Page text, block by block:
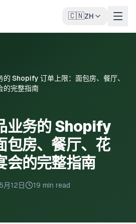
🇨🇳ZH
的 Shopify 订单上限：面包房、餐厅、
的完整指南
业务的 Shopify
包房、餐厅、花
会的完整指南
12日 19 min read